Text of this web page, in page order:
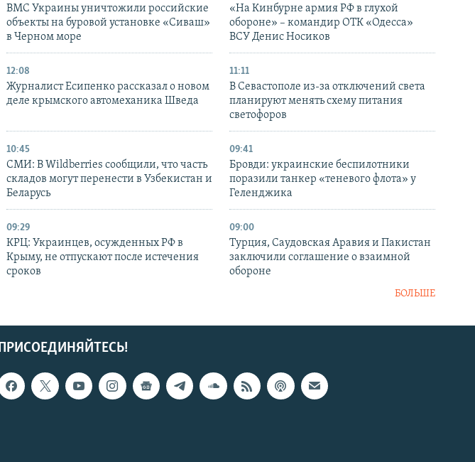
ВМС Украины уничтожили российские
объекты на буровой установке «Сиваш»
в Черном море
«На Кинбурне армия РФ в глухой
обороне» – командир ОТК «Одесса»
ВСУ Денис Носиков
12:08
Журналист Есипенко рассказал о новом
деле крымского автомеханика Шведа
11:11
В Севастополе из-за отключений света
планируют менять схему питания
светофоров
10:45
СМИ: В Wildberries сообщили, что часть
складов могут перенести в Узбекистан и
Беларусь
09:41
Бровди: украинские беспилотники
поразили танкер «теневого флота» у
Геленджика
09:29
КРЦ: Украинцев, осужденных РФ в
Крыму, не отпускают после истечения
сроков
09:00
Турция, Саудовская Аравия и Пакистан
заключили соглашение о взаимной
обороне
БОЛЬШЕ
ПРИСОЕДИНЯЙТЕСЬ!